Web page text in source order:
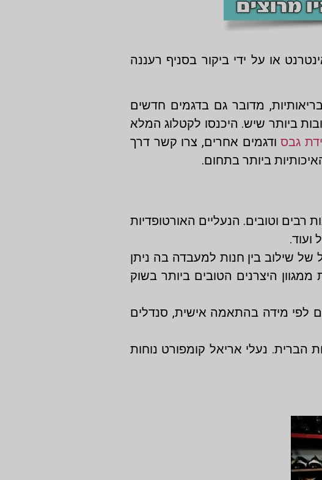
או על ידי ביקור בסניף רעננה
מדובר גם בדגמים חדשים
ביותר שיש. היכנסו לקטלוג המלא
גבסודגמים אחרים, צרו קשר דרך
ביותר בתחום.
רבים וטובים. הנעליים האורטופדיות
של שילוב בין חנות למעבדה בה ניתן
ממגוון היצרנים הטובים ביותר בשוק
לפי מידה בהתאמה אישית, סנדלים
הברית. נעלי אריאל קומפורט נוחות